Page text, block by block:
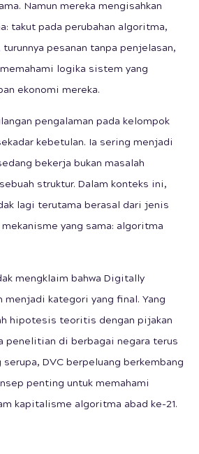
Namun mereka mengisahkan
takut pada perubahan algoritma,
pesanan tanpa penjelasan,
logika sistem yang
ekonomi mereka.
pengalaman pada kelompok
kebetulan. Ia sering menjadi
bekerja bukan masalah
struktur. Dalam konteks ini,
lagi terutama berasal dari jenis
yang sama: algoritma
mengklaim bahwa Digitally
menjadi kategori yang final. Yang
hipotesis teoritis dengan pijakan
penelitian di berbagai negara terus
serupa, DVC berpeluang berkembang
penting untuk memahami
kapitalisme algoritma abad ke-21.